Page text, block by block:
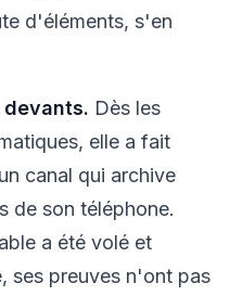
d'éléments, s'en
Dès les
elle a fait
canal qui archive
de son téléphone.
a été volé et
ses preuves n'ont pas